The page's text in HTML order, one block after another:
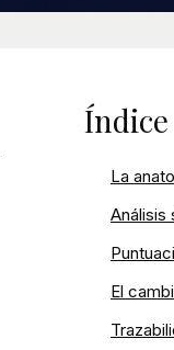
Índice
La
Análisis
El